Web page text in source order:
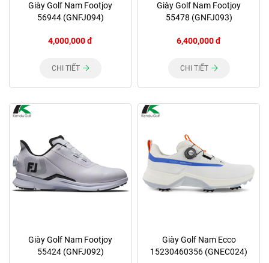
Giày Golf Nam Footjoy
56944 (GNFJ094)
4,000,000 đ
CHI TIẾT
Giày Golf Nam Footjoy
55478 (GNFJ093)
6,400,000 đ
CHI TIẾT
Giày Golf Nam Footjoy
55424 (GNFJ092)
Giày Golf Nam Ecco
15230460356 (GNEC024)